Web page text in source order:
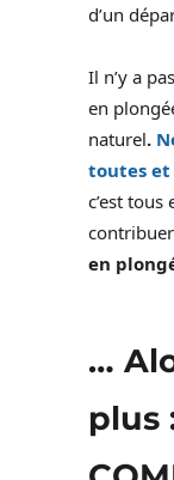
d’un
Il n’y a
en
naturel.
toutes et
c’est
en
…
plus